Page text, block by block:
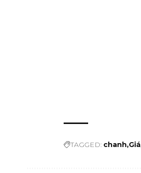
TAGGED: chanh Giá